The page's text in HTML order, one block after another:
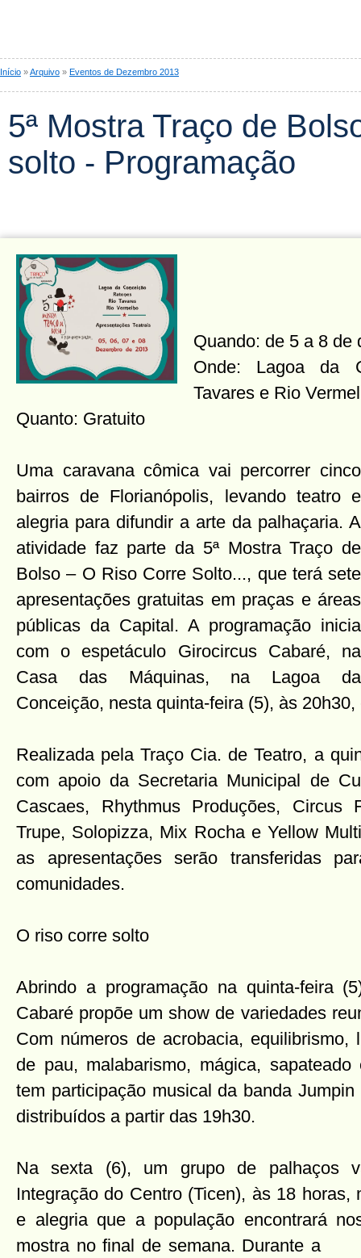
Início »Arquivo » Eventos de Dezembro 2013
5ª Mostra Traço de
solto - Programação
Quando: de 5 a 8 de
Onde: Lagoa da
Tavares e Rio
Quanto: Gratuito
Uma caravana cômica vai percorrer cinco
bairros de Florianópolis, levando teatro e
alegria para difundir a arte da palhaçaria. A
atividade faz parte da 5ª Mostra Traço de
Bolso – O Riso Corre Solto..., que terá sete
apresentações gratuitas em praças e áreas
públicas da Capital. A programação inicia
com o espetáculo Girocircus Cabaré, na
Casa das Máquinas, na Lagoa da
Conceição, nesta quinta-feira (5), às
Realizada pela Traço Cia. de Teatro, a
com apoio da Secretaria Municipal de
Cascaes, Rhythmus Produções, Circus
Trupe, Solopizza, Mix Rocha e Yellow
as apresentações serão transferidas
comunidades.
O riso corre solto
Abrindo a programação na quinta-feira
Cabaré propõe um show de variedades
Com números de acrobacia, equilibrismo,
de pau, malabarismo, mágica,
tem participação musical da banda
distribuídos a partir das 19h30.
Na sexta (6), um grupo de palhaços
Integração do Centro (Ticen), às 18
e alegria que a população encontrará
mostra no final de semana. Durante a